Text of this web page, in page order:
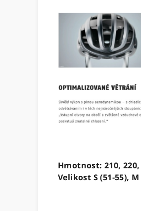
Hmotnost: 210, 220,
Velikost S (51-55),